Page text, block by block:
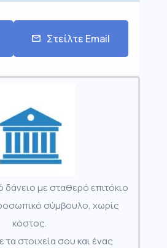
Στείλτε Email
δάνειο με σταθερό επιτόκιο
σύμβουλο, χωρίς
κόστος.
στοιχεία σου και ένας